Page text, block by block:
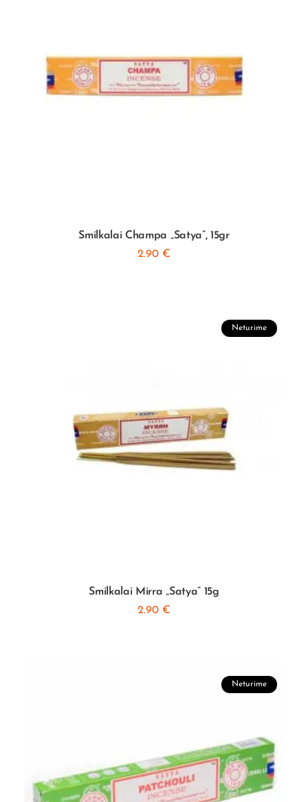
Smilkalai Champa „Satya”, 15gr
2.90 €
Neturime
Smilkalai Mirra „Satya” 15g
2.90 €
Neturime